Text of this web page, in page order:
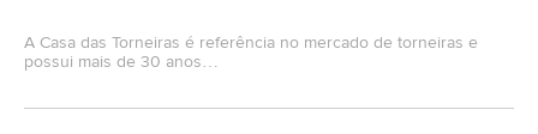
A Casa das Torneiras é referência no mercado de torneiras e
possui mais de 30 anos…